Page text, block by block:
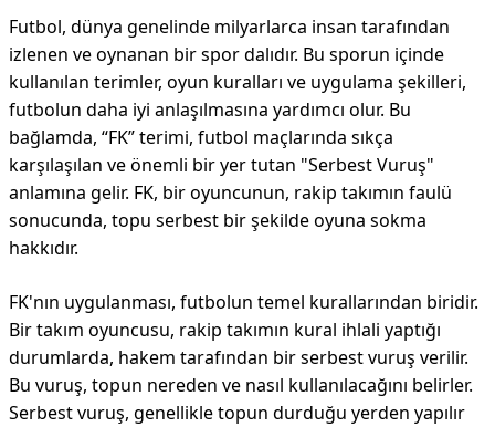
Futbol, dünya genelinde milyarlarca insan tarafından
izlenen ve oynanan bir spor dalıdır. Bu sporun içinde
kullanılan terimler, oyun kuralları ve uygulama şekilleri,
futbolun daha iyi anlaşılmasına yardımcı olur. Bu
bağlamda, “FK” terimi, futbol maçlarında sıkça
karşılaşılan ve önemli bir yer tutan "Serbest Vuruş"
anlamına gelir. FK, bir oyuncunun, rakip takımın faulü
sonucunda, topu serbest bir şekilde oyuna sokma
hakkıdır.
FK'nın uygulanması, futbolun temel kurallarından biridir.
Bir takım oyuncusu, rakip takımın kural ihlali yaptığı
durumlarda, hakem tarafından bir serbest vuruş verilir.
Bu vuruş, topun nereden ve nasıl kullanılacağını belirler.
Serbest vuruş, genellikle topun durduğu yerden yapılır